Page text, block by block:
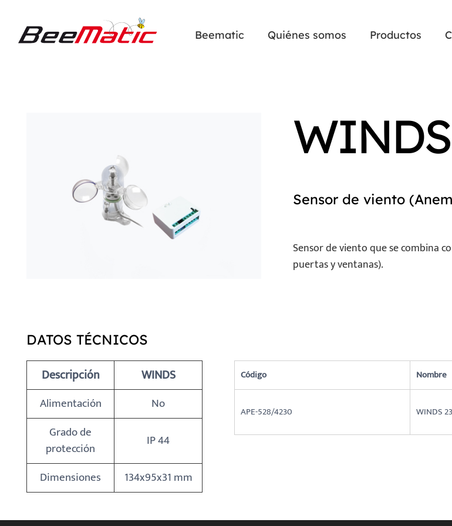
Beematic Quiénes somos Productos
Sensor de viento
Sensor de viento que se combina
puertas y ventanas).
DATOS TÉCNICOS
Descripción WINDS
Alimentación
No
Grado de
protección
IP 44
Dimensiones 134x95x31 mm
Código Nombre
APE-528/4230 WINDS